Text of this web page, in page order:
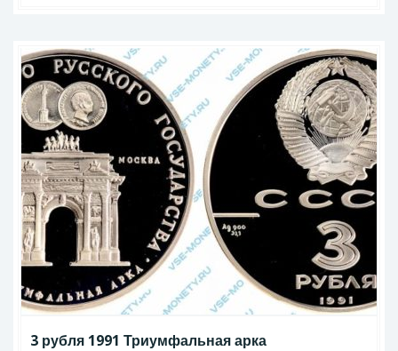
3 рубля 1991 Триумфальная арка